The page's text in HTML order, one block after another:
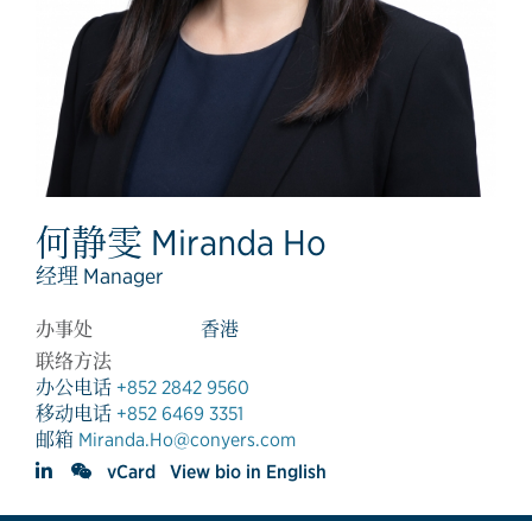
何静雯 Miranda Ho
经理 Manager
办事处
香港
联络方法
办公电话 +852 2842 9560
移动电话 +852 6469 3351
邮箱 Miranda.Ho@conyers.com
vCard
View bio in English